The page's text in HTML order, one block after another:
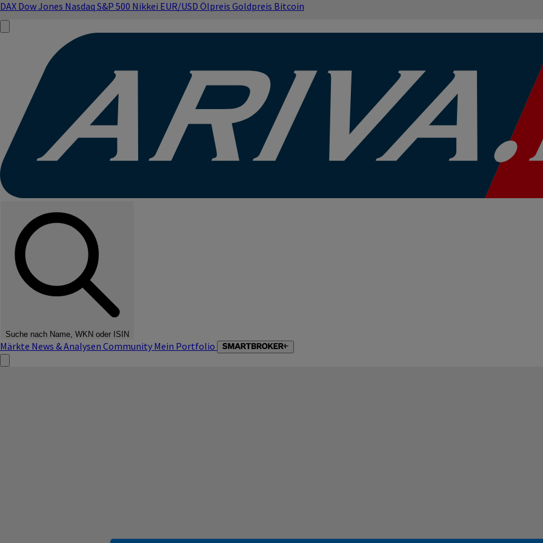
DAX Dow Jones Nasdaq S&P 500 Nikkei EUR/USD Ölpreis Goldpreis Bitcoin
Suche nach Name, WKN oder ISIN
Märkte News & Analysen Community Mein Portfolio